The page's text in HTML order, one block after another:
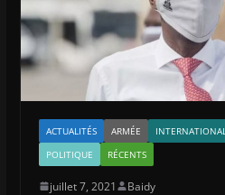
ACTUALITÉS ARMÉE INTERNATIONAL
POLITIQUE
RÉCENTS
juillet 7, 2021 Baidy